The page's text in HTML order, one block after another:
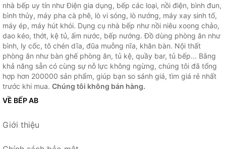
nhà bếp uy tín như Điện gia dụng, bếp các loại, nồi điện, bình đun,
bình thủy, máy pha cà phê, lò vi sóng, lò nướng, máy xay sinh tố,
máy ép, máy hút khói. Dụng cụ nhà bếp như nồi niêu xoong chảo,
dao kéo, thớt, kệ tủ, ấm nước, bếp nướng. Đồ dùng phòng ăn như
bình, ly cốc, tô chén dĩa, đũa muỗng nĩa, khăn bàn. Nội thất
phòng ăn như bàn ghế phòng ăn, tủ kệ, quầy bar, tủ bếp... Bằng
khả năng sẵn có cùng sự nỗ lực không ngừng, chúng tôi đã tổng
hợp hơn 200000 sản phẩm, giúp bạn so sánh giá, tìm giá rẻ nhất
trước khi mua. Chúng tôi không bán hàng.
VỀ BẾP AB
Giới thiệu